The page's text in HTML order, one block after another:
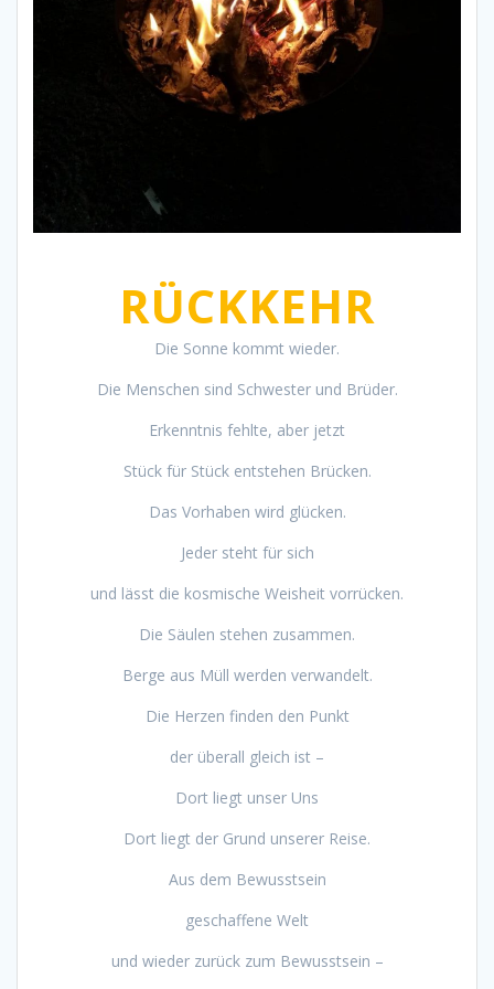
RÜCKKEHR
Die Sonne kommt wieder.
Die Menschen sind Schwester und Brüder.
Erkenntnis fehlte, aber jetzt
Stück für Stück entstehen Brücken.
Das Vorhaben wird glücken.
Jeder steht für sich
und lässt die kosmische Weisheit vorrücken.
Die Säulen stehen zusammen.
Berge aus Müll werden verwandelt.
Die Herzen finden den Punkt
der überall gleich ist –
Dort liegt unser Uns
Dort liegt der Grund unserer Reise.
Aus dem Bewusstsein
geschaffene Welt
und wieder zurück zum Bewusstsein –